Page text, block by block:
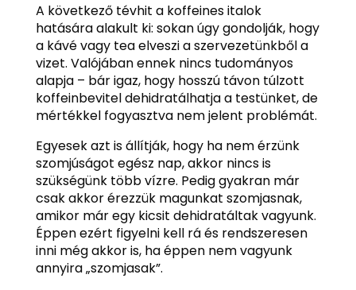
A következő tévhit a koffeines italok
hatására alakult ki: sokan úgy gondolják, hogy
a kávé vagy tea elveszi a szervezetünkből a
vizet. Valójában ennek nincs tudományos
alapja – bár igaz, hogy hosszú távon túlzott
koffeinbevitel dehidratálhatja a testünket, de
mértékkel fogyasztva nem jelent problémát.
Egyesek azt is állítják, hogy ha nem érzünk
szomjúságot egész nap, akkor nincs is
szükségünk több vízre. Pedig gyakran már
csak akkor érezzük magunkat szomjasnak,
amikor már egy kicsit dehidratáltak vagyunk.
Éppen ezért figyelni kell rá és rendszeresen
inni még akkor is, ha éppen nem vagyunk
annyira „szomjasak”.